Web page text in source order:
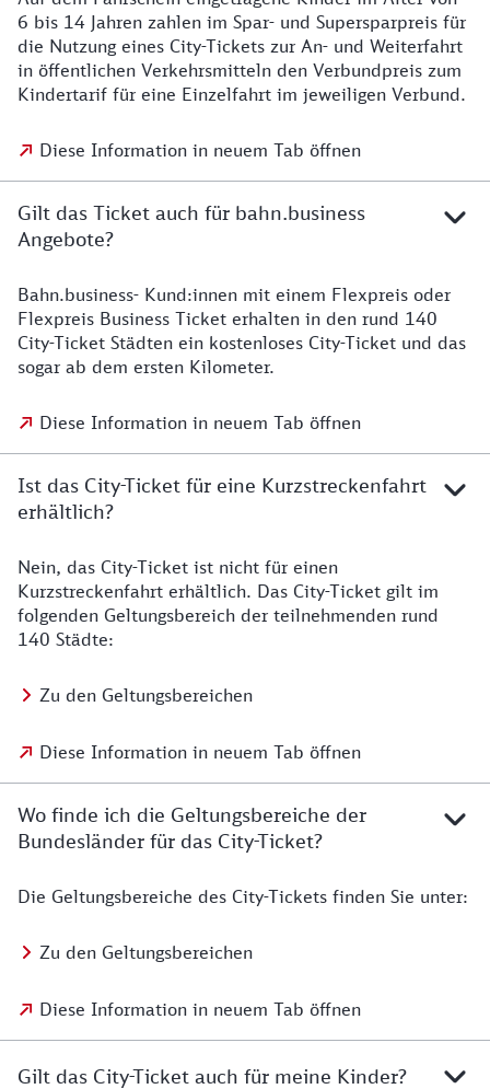
6 bis 14 Jahren zahlen im Spar- und Supersparpreis für
die Nutzung eines City-Tickets zur An- und Weiterfahrt
in öffentlichen Verkehrsmitteln den Verbundpreis zum
Kindertarif für eine Einzelfahrt im jeweiligen Verbund.
Diese Information in neuem Tab öffnen
Gilt das Ticket auch für bahn.business
Angebote?
Bahn.business- Kund:innen mit einem Flexpreis oder
Flexpreis Business Ticket erhalten in den rund 140
City-Ticket Städten ein kostenloses City-Ticket und das
sogar ab dem ersten Kilometer.
Diese Information in neuem Tab öffnen
Ist das City-Ticket für eine Kurzstreckenfahrt
erhältlich?
Nein, das City-Ticket ist nicht für einen
Kurzstreckenfahrt erhältlich. Das City-Ticket gilt im
folgenden Geltungsbereich der teilnehmenden rund
140 Städte:
Zu den Geltungsbereichen
Diese Information in neuem Tab öffnen
Wo finde ich die Geltungsbereiche der
Bundesländer für das City-Ticket?
Die Geltungsbereiche des City-Tickets finden Sie unter:
Zu den Geltungsbereichen
Diese Information in neuem Tab öffnen
Gilt das City-Ticket auch für meine Kinder?